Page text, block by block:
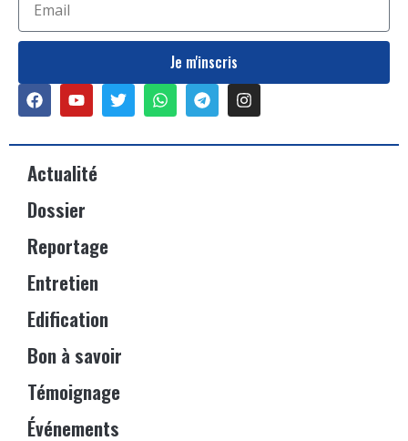
Je m'inscris
Actualité
Dossier
Reportage
Entretien
Edification
Bon à savoir
Témoignage
Événements